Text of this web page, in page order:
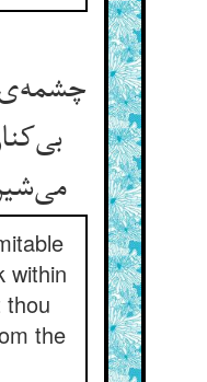
می‌شیر جویی از تغار
within
the